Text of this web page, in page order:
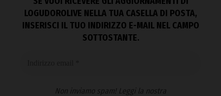
LOGUDOROLIVE NELLA TUA CASELLA DI POSTA,
INSERISCI IL TUO INDIRIZZO E-MAIL NEL CAMPO
SOTTOSTANTE.
Non inviamo spam! Leggi la nostra